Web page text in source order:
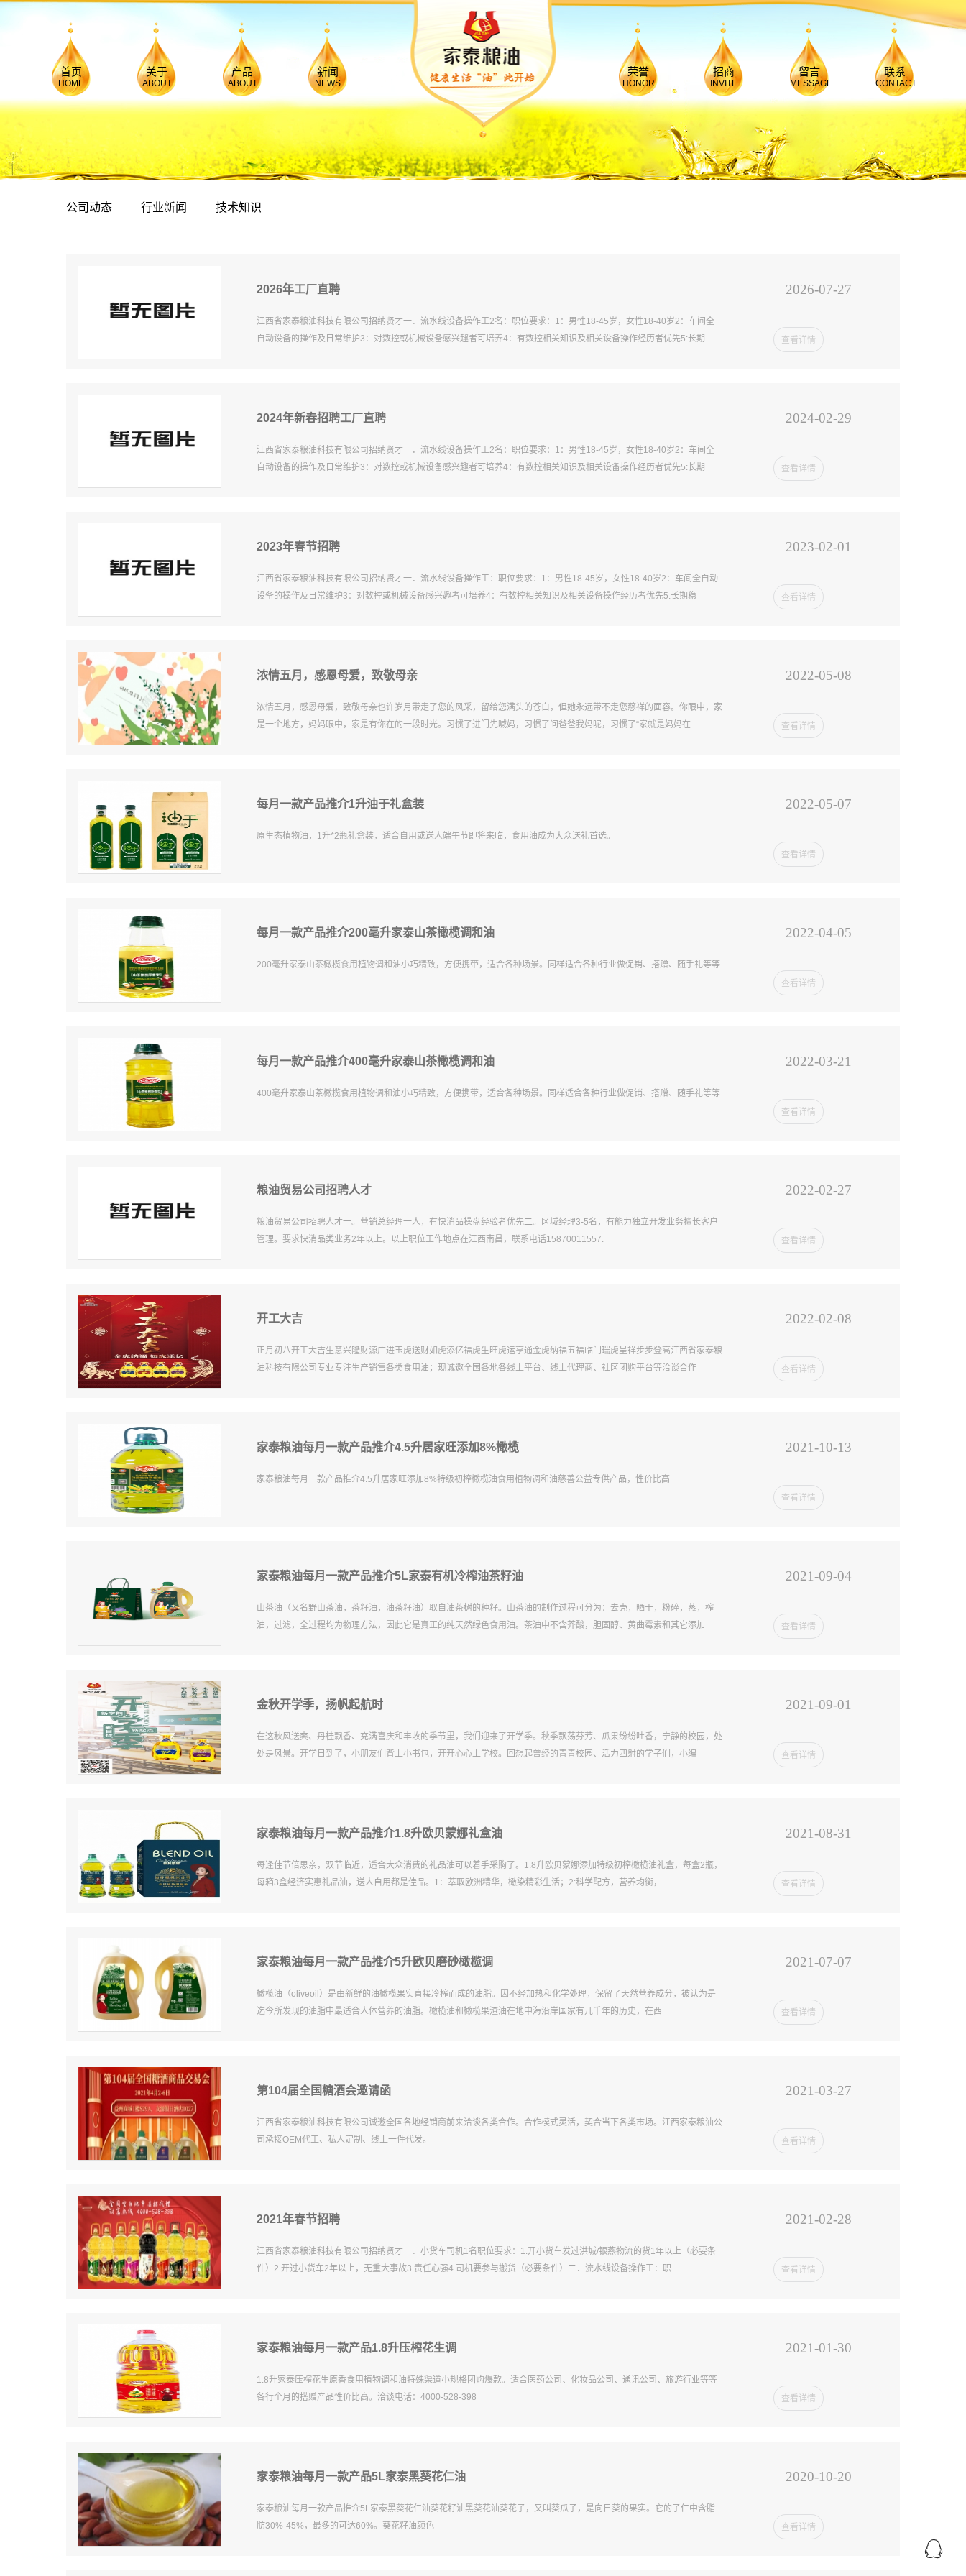
首页
HOME
关于
ABOUT
公司简介
荣誉资质
厂房设备
联系我们
产品
ABOUT
家泰系列
稻香园丁系列
久久道道福吉
居家旺系列
福东鼎系列
新闻
NEWS
公司动态
行业新闻
技术知识
荣誉
HONOR
招商
INVITE
留言
MESSAGE
联系
CONTACT
公司动态 行业新闻 技术知识
2026年工厂直聘
江西省家泰粮油科技有限公司招纳贤才一．流水线设备操作工2名：职位要求：1：男性18-45岁，女性18-40岁2：车间全
自动设备的操作及日常维护3：对数控或机械设备感兴趣者可培养4：有数控相关知识及相关设备操作经历者优先5:长期
2026-07-27
查看详情
2024年新春招聘工厂直聘
江西省家泰粮油科技有限公司招纳贤才一．流水线设备操作工2名：职位要求：1：男性18-45岁，女性18-40岁2：车间全
自动设备的操作及日常维护3：对数控或机械设备感兴趣者可培养4：有数控相关知识及相关设备操作经历者优先5:长期
2024-02-29
查看详情
2023年春节招聘
江西省家泰粮油科技有限公司招纳贤才一．流水线设备操作工：职位要求：1：男性18-45岁，女性18-40岁2：车间全自动
设备的操作及日常维护3：对数控或机械设备感兴趣者可培养4：有数控相关知识及相关设备操作经历者优先5:长期稳
2023-02-01
查看详情
浓情五月，感恩母爱，致敬母亲
浓情五月，感恩母爱，致敬母亲也许岁月带走了您的风采，留给您满头的苍白，但她永远带不走您慈祥的面容。你眼中，家
是一个地方，妈妈眼中，家是有你在的一段时光。习惯了进门先喊妈，习惯了问爸爸我妈呢，习惯了“家就是妈妈在
2022-05-08
查看详情
每月一款产品推介1升油于礼盒装
原生态植物油，1升*2瓶礼盒装，适合自用或送人端午节即将来临，食用油成为大众送礼首选。
2022-05-07
查看详情
每月一款产品推介200毫升家泰山茶橄榄调和油
200毫升家泰山茶橄榄食用植物调和油小巧精致，方便携带，适合各种场景。同样适合各种行业做促销、搭赠、随手礼等等
2022-04-05
查看详情
每月一款产品推介400毫升家泰山茶橄榄调和油
400毫升家泰山茶橄榄食用植物调和油小巧精致，方便携带，适合各种场景。同样适合各种行业做促销、搭赠、随手礼等等
2022-03-21
查看详情
粮油贸易公司招聘人才
粮油贸易公司招聘人才一。营销总经理一人，有快消品操盘经验者优先二。区域经理3-5名，有能力独立开发业务擅长客户
管理。要求快消品类业务2年以上。以上职位工作地点在江西南昌，联系电话15870011557.
2022-02-27
查看详情
开工大吉
正月初八开工大吉生意兴隆财源广进玉虎送财如虎添亿福虎生旺虎运亨通金虎纳福五福临门瑞虎呈祥步步登高江西省家泰粮
油科技有限公司专业专注生产销售各类食用油；现诚邀全国各地各线上平台、线上代理商、社区团购平台等洽谈合作
2022-02-08
查看详情
家泰粮油每月一款产品推介4.5升居家旺添加8%橄榄
家泰粮油每月一款产品推介4.5升居家旺添加8%特级初榨橄榄油食用植物调和油慈善公益专供产品，性价比高
2021-10-13
查看详情
家泰粮油每月一款产品推介5L家泰有机冷榨油茶籽油
山茶油（又名野山茶油，茶籽油，油茶籽油）取自油茶树的种籽。山茶油的制作过程可分为：去壳，晒干，粉碎，蒸，榨
油，过滤，全过程均为物理方法，因此它是真正的纯天然绿色食用油。茶油中不含芥酸，胆固醇、黄曲霉素和其它添加
2021-09-04
查看详情
金秋开学季，扬帆起航时
在这秋风送爽、丹桂飘香、充满喜庆和丰收的季节里，我们迎来了开学季。秋季飘荡芬芳、瓜果纷纷吐香，宁静的校园，处
处是风景。开学日到了，小朋友们背上小书包，开开心心上学校。回想起曾经的青青校园、活力四射的学子们，小编
2021-09-01
查看详情
家泰粮油每月一款产品推介1.8升欧贝蒙娜礼盒油
每逢佳节倍思亲，双节临近，适合大众消费的礼品油可以着手采购了。1.8升欧贝蒙娜添加特级初榨橄榄油礼盒，每盒2瓶，
每箱3盒经济实惠礼品油，送人自用都是佳品。1：萃取欧洲精华，橄染精彩生活；2:科学配方，营养均衡，
2021-08-31
查看详情
家泰粮油每月一款产品推介5升欧贝磨砂橄榄调
橄榄油（oliveoil）是由新鲜的油橄榄果实直接冷榨而成的油脂。因不经加热和化学处理，保留了天然营养成分，被认为是
迄今所发现的油脂中最适合人体营养的油脂。橄榄油和橄榄果渣油在地中海沿岸国家有几千年的历史，在西
2021-07-07
查看详情
第104届全国糖酒会邀请函
江西省家泰粮油科技有限公司诚邀全国各地经销商前来洽谈各类合作。合作模式灵活，契合当下各类市场。江西家泰粮油公
司承接OEM代工、私人定制、线上一件代发。
2021-03-27
查看详情
2021年春节招聘
江西省家泰粮油科技有限公司招纳贤才一．小货车司机1名职位要求：1.开小货车发过洪城/银燕物流的货1年以上（必要条
件）2.开过小货车2年以上，无重大事故3.责任心强4.司机要参与搬货（必要条件）二．流水线设备操作工：职
2021-02-28
查看详情
家泰粮油每月一款产品1.8升压榨花生调
1.8升家泰压榨花生原香食用植物调和油特殊渠道小规格团购爆款。适合医药公司、化妆品公司、通讯公司、旅游行业等等
各行个月的搭赠产品性价比高。洽谈电话：4000-528-398
2021-01-30
查看详情
家泰粮油每月一款产品5L家泰黑葵花仁油
家泰粮油每月一款产品推介5L家泰黑葵花仁油葵花籽油黑葵花油葵花子，又叫葵瓜子，是向日葵的果实。它的子仁中含脂
肪30%-45%，最多的可达60%。葵花籽油颜色
2020-10-20
查看详情